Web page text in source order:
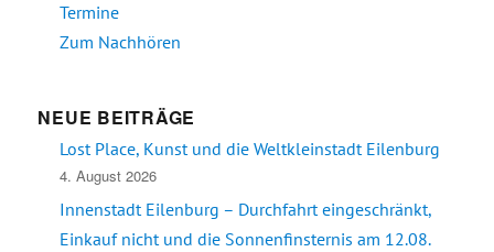
Termine
Zum Nachhören
NEUE BEITRÄGE
Lost Place, Kunst und die Weltkleinstadt Eilenburg
4. August 2026
Innenstadt Eilenburg – Durchfahrt eingeschränkt,
Einkauf nicht und die Sonnenfinsternis am 12.08.